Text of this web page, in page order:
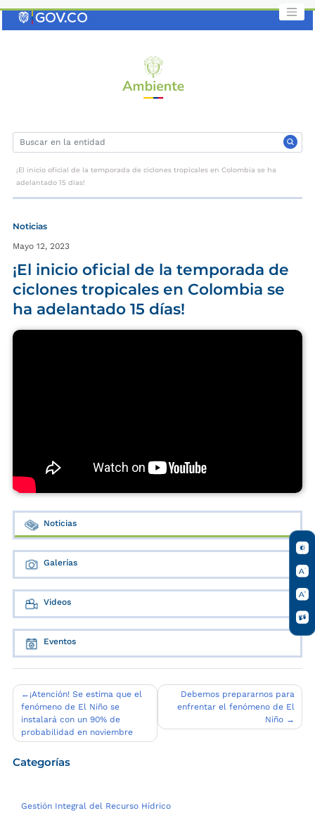
¡El inicio oficial de la temporada de ciclones tropicales en Colombia se ha
adelantado 15 días!
Noticias
Mayo 12, 2023
¡El inicio oficial de la temporada de
ciclones tropicales en Colombia se
ha adelantado 15 días!
Noticias
Galerías
Videos
Eventos
Navegación
de
entradas
¡Atención! Se estima que el
fenómeno de El Niño se
instalará con un 90% de
probabilidad en noviembre
Debemos prepararnos para
enfrentar el fenómeno de El
Niño
Categorías
Gestión Integral del Recurso Hídrico